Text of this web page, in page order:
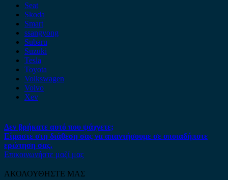
Seat
Skoda
Smart
ssangyong
Subaru
Suzuki
Tesla
Toyota
Volkswagen
Volvo
Xev
Δεν βρήκατε αυτό που ψάχνετε;
Είμαστε στη διάθεση σας να απαντήσουμε σε οποιαδήποτε
ερώτηση σας.
Επικοινωνήστε μαζί μας
ΑΚΟΛΟΥΘΗΣΤΕ ΜΑΣ